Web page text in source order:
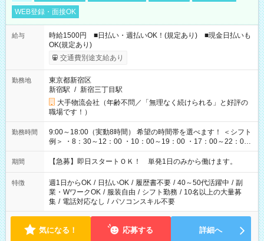
WEB登録・面接OK
給与
時給1500円 ■日払い・週払いOK！(規定あり) ■現金日払いも
OK(規定あり)
交通費別途支給あり
勤務地
東京都新宿区
新宿駅 / 新宿三丁目駅
大手物流会社（年齢不問／「無理なく続けられる」と好評の
職場です！）
勤務時間
9:00～18:00（実動8時間） 希望の時間帯を選べます！ ＜シフト
例＞ ・8：30～12：00 ・10：00～19：00 ・17：00～22：00
・13：00～22：00 ・22：00～翌6：00 など
期間 【急募】即日スタートＯＫ！ 単発1日のみから働けます。
特徴 週1日からOK / 日払いOK / 履歴書不要 / 40～50代活躍中 / 副
業・WワークOK / 服装自由 / シフト勤務 / 10名以上の大量募
集 / 電話対応なし / パソコンスキル不要
気になる！ 応募する 詳細へ